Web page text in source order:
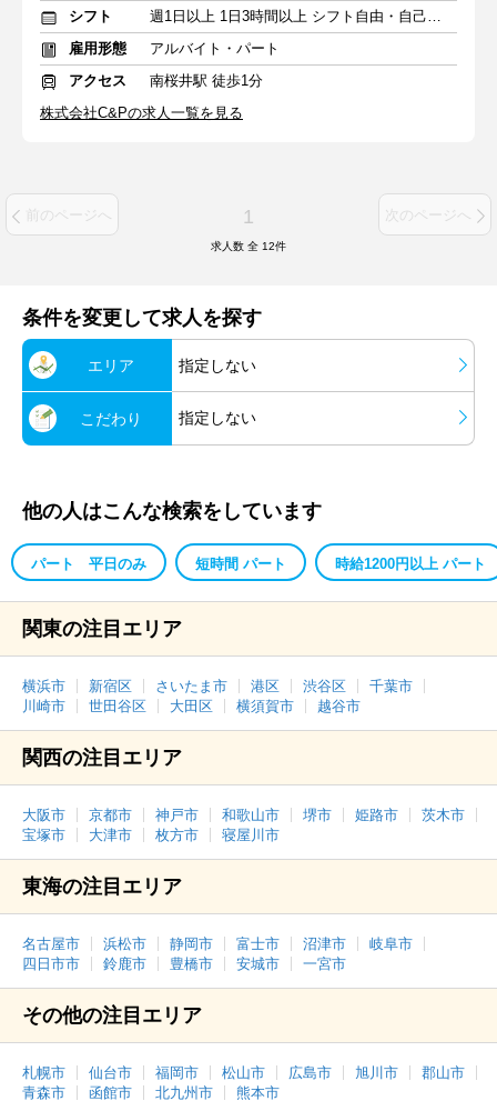
シフト
週1日以上 1日3時間以上 シフト自由・自己申告
雇用形態
アルバイト・パート
アクセス
南桜井駅 徒歩1分
株式会社C&Pの求人一覧を見る
前のページへ 1 次のページへ
求人数 全 12件
条件を変更して求人を探す
エリア 指定しない
こだわり 指定しない
他の人はこんな検索をしています
パート 平日のみ 短時間 パート 時給1200円以上 パート
関東の注目エリア
横浜市 新宿区 さいたま市 港区 渋谷区
千葉市
川崎市
世田谷区 大田区 横須賀市 越谷市
関西の注目エリア
大阪市 京都市 神戸市 和歌山市 堺市 姫路市
茨木市
宝塚市
大津市 枚方市 寝屋川市
東海の注目エリア
名古屋市 浜松市 静岡市 富士市 沼津市
岐阜市
四日市市
鈴鹿市 豊橋市 安城市 一宮市
その他の注目エリア
札幌市 仙台市 福岡市 松山市 広島市 旭川市
郡山市
青森市
函館市 北九州市 熊本市